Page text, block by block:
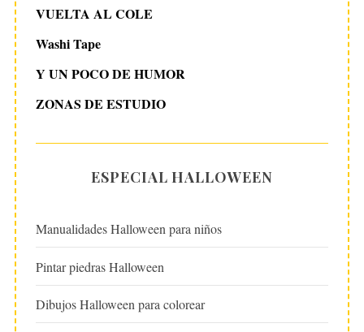
VUELTA AL COLE
Washi Tape
Y UN POCO DE HUMOR
ZONAS DE ESTUDIO
ESPECIAL HALLOWEEN
Manualidades Halloween para niños
Pintar piedras Halloween
Dibujos Halloween para colorear